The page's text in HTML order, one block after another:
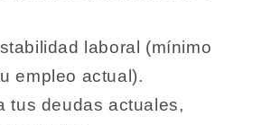
laboral (mínimo
empleo actual).
tus deudas actuales,